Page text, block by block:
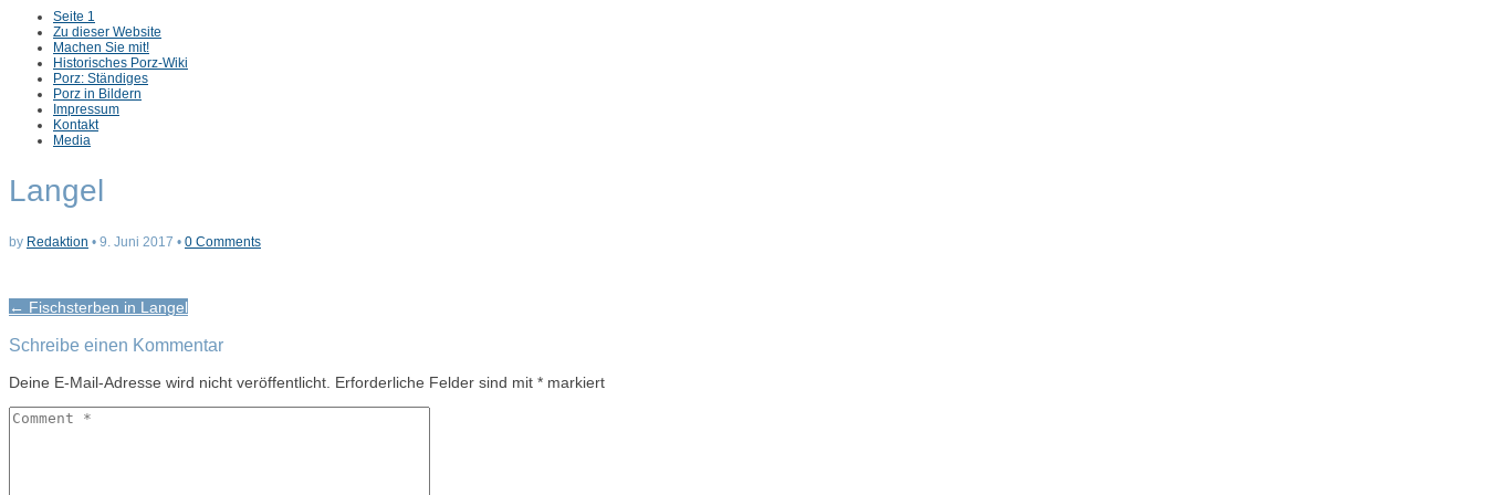
menu
Seite 1
Zu dieser Website
Machen Sie mit!
Historisches Porz-Wiki
Porz: Ständiges
Porz in Bildern
Impressum
Kontakt
Media
Langel
by Redaktion • 9. Juni 2017 • 0 Comments
Post
← Fischsterben in Langel
Schreibe einen Kommentar
Deine E-Mail-Adresse wird nicht veröffentlicht. Erforderliche Felder sind mit * markiert